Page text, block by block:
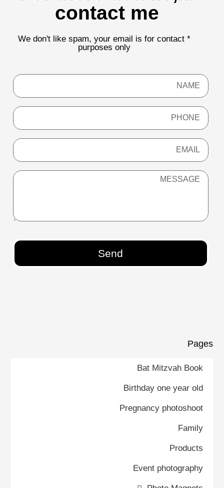
contact me
* We don't like spam, your email is for contact
purposes only
Send
Pages
Bat Mitzvah Book
Birthday one year old
Pregnancy photoshoot
Family
Products
Event photography